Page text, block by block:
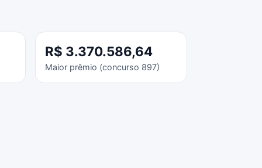
R$ 3.370.586,64
Maior prêmio (concurso 897)